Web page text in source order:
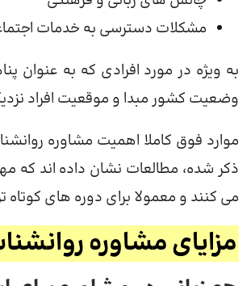
مشکلات دسترسی به خدمات
به ویژه در مورد افرادی که به عنوان
وضعیت کشور مبدا و موقعیت افراد
موارد فوق کاملا اهمیت مشاوره
ذکر شده، مطالعات نشان داده اند که
می کنند و معمولا برای دوره های کوتاه
مزایای مشاوره